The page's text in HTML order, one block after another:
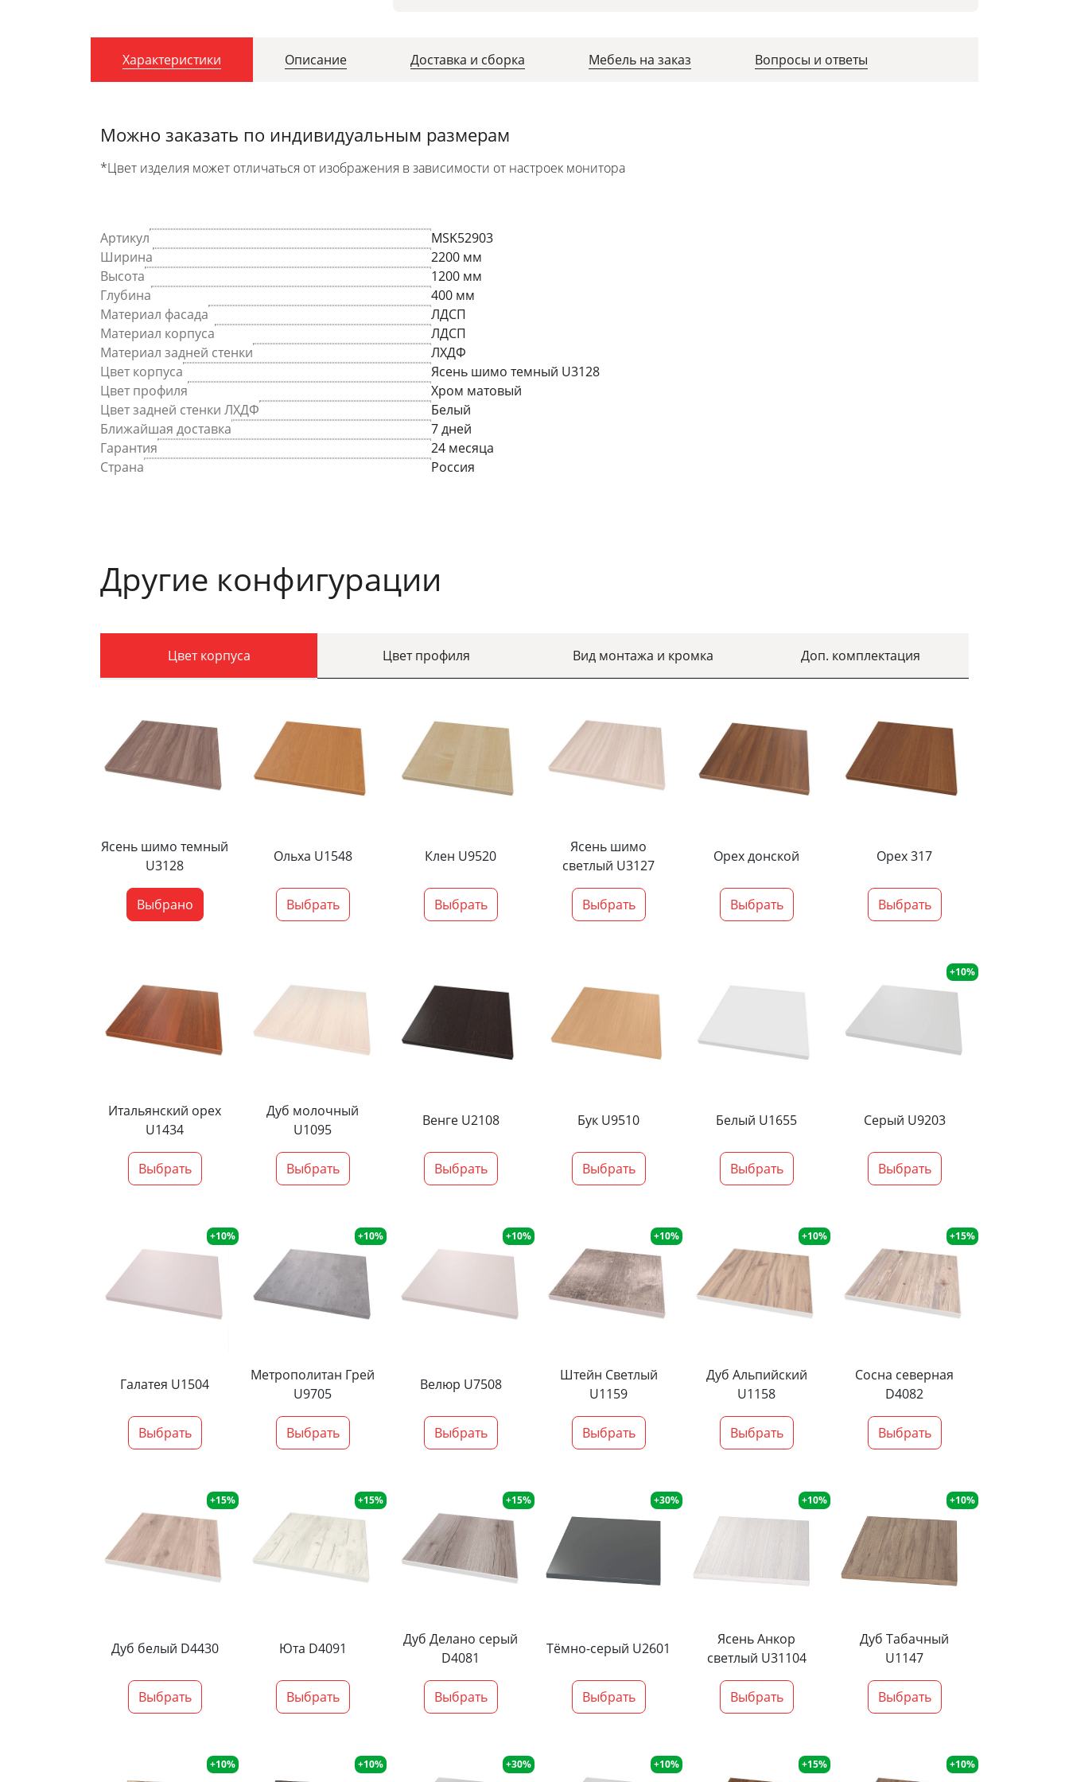
Характеристики Описание Доставка и сборка Мебель на заказ Вопросы и ответы
Можно заказать по индивидуальным размерам
*Цвет изделия может отличаться от изображения в зависимости от настроек монитора
Артикул
MSK52903
Ширина
2200 мм
Высота
1200 мм
Глубина
400 мм
Материал фасада
ЛДСП
Материал корпуса
ЛДСП
Материал задней стенки
ЛХДФ
Цвет корпуса
Ясень шимо темный U3128
Цвет профиля
Хром матовый
Цвет задней стенки ЛХДФ
Белый
Ближайшая доставка
7 дней
Гарантия
24 месяца
Страна
Россия
Другие конфигурации
Цвет корпуса Цвет профиля Вид монтажа и кромка Доп. комплектация
Ясень шимо темный
U3128
Выбрано
Ольха U1548
Выбрать
Клен U9520
Выбрать
Ясень шимо
светлый U3127
Выбрать
Орех донской
Выбрать
Орех 317
Выбрать
Итальянский орех
U1434
Выбрать
Дуб молочный
U1095
Выбрать
Венге U2108
Выбрать
Бук U9510
Выбрать
Белый U1655
Выбрать
+10%
Серый U9203
Выбрать
+10%
Галатея U1504
Выбрать
+10%
Метрополитан Грей
U9705
Выбрать
+10%
Велюр U7508
Выбрать
+10%
Штейн Светлый
U1159
Выбрать
+10%
Дуб Альпийский
U1158
Выбрать
+15%
Сосна северная
D4082
Выбрать
+15%
Дуб белый D4430
Выбрать
+15%
Юта D4091
Выбрать
+15%
Дуб Делано серый
D4081
Выбрать
+30%
Тёмно-серый U2601
Выбрать
+10%
Ясень Анкор
светлый U31104
Выбрать
+10%
Дуб Табачный
U1147
Выбрать
+10% +10% +30% +10% +15% +10%